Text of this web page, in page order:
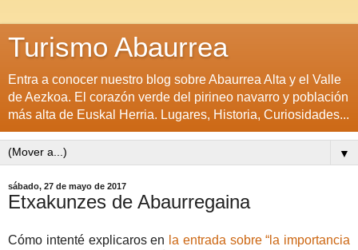
Turismo Abaurrea
Entra a conocer nuestro blog sobre Abaurrea Alta y el Valle
de Aezkoa. El corazón verde del pirineo navarro y población
más alta de Euskal Herria. Lugares, Historia, Curiosidades...
▼
sábado, 27 de mayo de 2017
Etxakunzes de Abaurregaina
Cómo intenté explicaros en la entrada sobre “la importancia